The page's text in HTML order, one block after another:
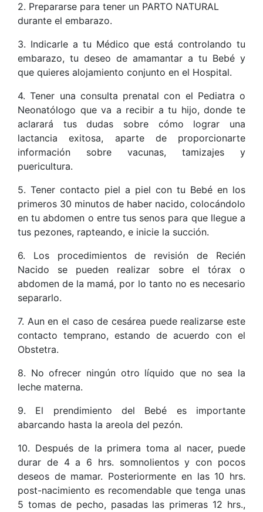
2. Prepararse para tener un PARTO NATURAL
durante el embarazo.
3. Indicarle a tu Médico que está controlando tu
embarazo, tu deseo de amamantar a tu Bebé y
que quieres alojamiento conjunto en el Hospital.
4. Tener una consulta prenatal con el Pediatra o
Neonatólogo que va a recibir a tu hijo, donde te
aclarará tus dudas sobre cómo lograr una
lactancia exitosa, aparte de proporcionarte
información sobre vacunas, tamizajes y
puericultura.
5. Tener contacto piel a piel con tu Bebé en los
primeros 30 minutos de haber nacido, colocándolo
en tu abdomen o entre tus senos para que llegue a
tus pezones, rapteando, e inicie la succión.
6. Los procedimientos de revisión de Recién
Nacido se pueden realizar sobre el tórax o
abdomen de la mamá, por lo tanto no es necesario
separarlo.
7. Aun en el caso de cesárea puede realizarse este
contacto temprano, estando de acuerdo con el
Obstetra.
8. No ofrecer ningún otro líquido que no sea la
leche materna.
9. El prendimiento del Bebé es importante
abarcando hasta la areola del pezón.
10. Después de la primera toma al nacer, puede
durar de 4 a 6 hrs. somnolientos y con pocos
deseos de mamar. Posteriormente en las 10 hrs.
post-nacimiento es recomendable que tenga unas
5 tomas de pecho, pasadas las primeras 12 hrs.,